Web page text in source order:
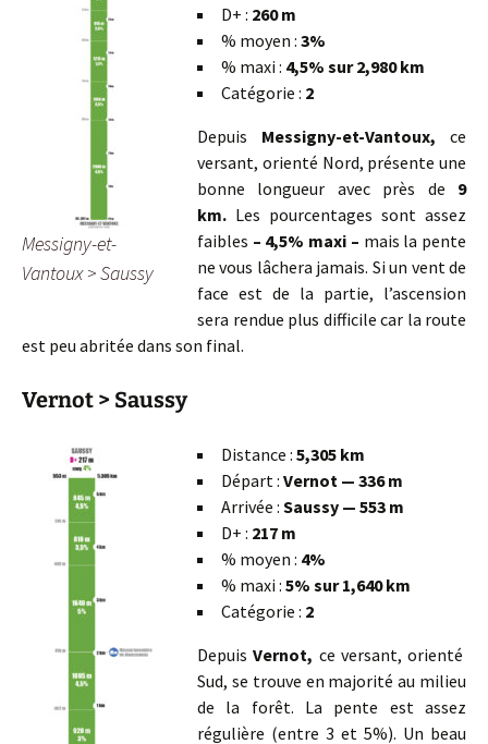
Messigny-et-
Vantoux > Saussy
D+ : 260 m
% moyen : 3%
% maxi : 4,5% sur 2,980 km
Catégorie : 2
Depuis Messigny-et-Vantoux, ce
versant, orienté Nord, présente une
bonne longueur avec près de 9
km. Les pourcentages sont assez
faibles – 4,5% maxi – mais la pente
ne vous lâchera jamais. Si un vent de
face est de la partie, l’ascension
sera rendue plus difficile car la route
est peu abritée dans son final.
Vernot > Saussy
Distance : 5,305 km
Départ : Vernot — 336 m
Arrivée : Saussy — 553 m
D+ : 217 m
% moyen : 4%
% maxi : 5% sur 1,640 km
Catégorie : 2
DepuisVernot, ce versant, orienté
Sud, se trouve en majorité au milieu
de la forêt. La pente est assez
régulière (entre 3 et 5%). Un beau